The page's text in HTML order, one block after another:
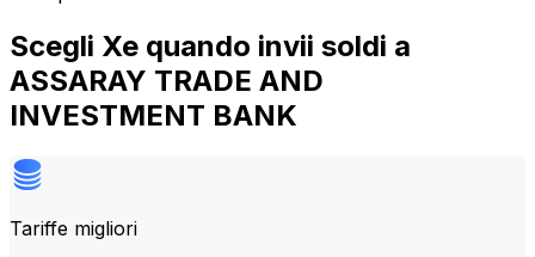
Scegli Xe quando invii soldi a
ASSARAY TRADE AND
INVESTMENT BANK
Tariffe migliori